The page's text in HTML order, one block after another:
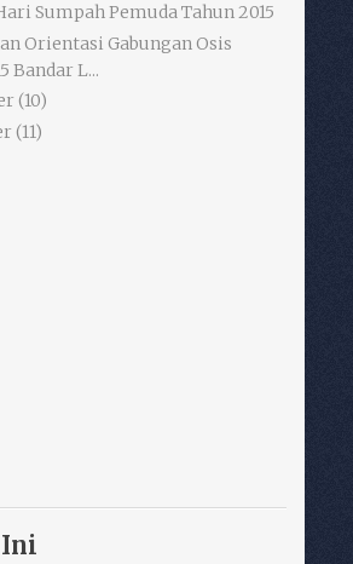
Sumpah Pemuda Tahun 2015
Orientasi Gabungan Osis
Bandar L...
(10)
(11)
Ini